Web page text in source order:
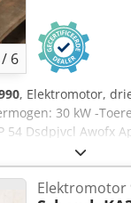
/ 6
, Elektromotor,
30 kW -
54 Dsdpjvcl Awofx
Elektromotor